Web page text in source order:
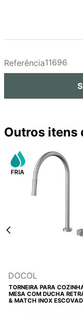
Referência11696
Outros itens
DOCOL
TORNEIRA PARA
MESA COM DUCHA
& MATCH INOX